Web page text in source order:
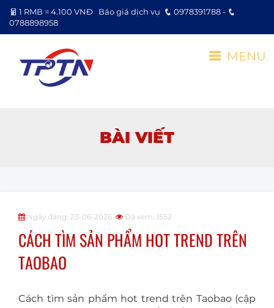
1 RMB = 4.100 VNĐ Báo giá dịch vụ
0978391788 -
0788898958
BÀI VIẾT
Ngày đăng: 23-06-2026 Đã xem: 1552
CÁCH TÌM SẢN PHẨM HOT TREND TRÊN
TAOBAO
Cách tìm sản phẩm hot trend trên Taobao (cập
MENU